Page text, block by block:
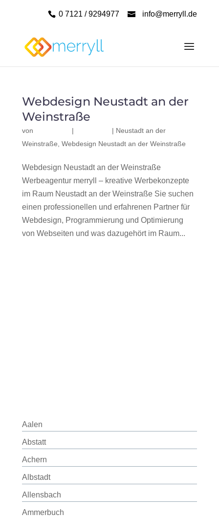
0 7121 / 9294977 info@merryll.de
Webdesign Neustadt an der
Weinstraße
von | | Neustadt an der
Weinstraße Webdesign Neustadt an der Weinstraße
Webdesign Neustadt an der Weinstraße
Werbeagentur merryll – kreative Werbekonzepte
im Raum Neustadt an der Weinstraße Sie suchen
einen professionellen und erfahrenen Partner für
Webdesign, Programmierung und Optimierung
von Webseiten und was dazugehört im Raum...
Aalen
Abstatt
Achern
Albstadt
Allensbach
Ammerbuch